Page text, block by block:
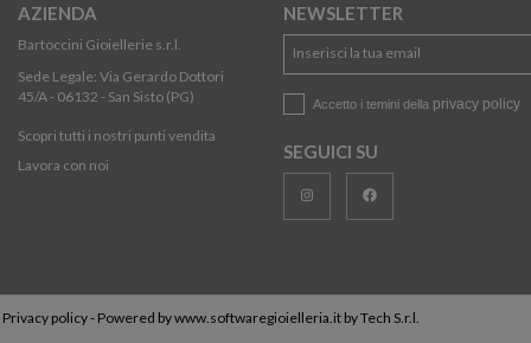
AZIENDA
Bartoccini Gioiellerie s.r.l.
Sede Legale: Via Gerardo Dottori
45/A - 06132 - San Sisto (PG)
Scopri tutti i nostri punti vendita
Lavora con noi
NEWSLETTER
Accetto i temini della privacy policy
SEGUICI SU
Privacy policy- Powered bywww.softwaregioielleria.it byTech S.r.l.